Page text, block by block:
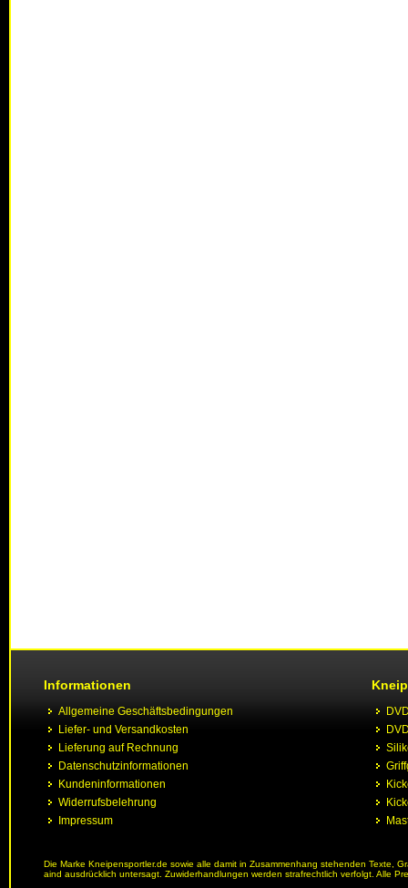
Informationen
Allgemeine Geschäftsbedingungen
Liefer- und Versandkosten
Lieferung auf Rechnung
Datenschutzinformationen
Kundeninformationen
Widerrufsbelehrung
Impressum
Die Marke Kneipensportler.de sowie alle damit in Zusammenhang stehenden Texte,
aind ausdrücklich untersagt. Zuwiderhandlungen werden strafrechtlich verfolgt. Alle